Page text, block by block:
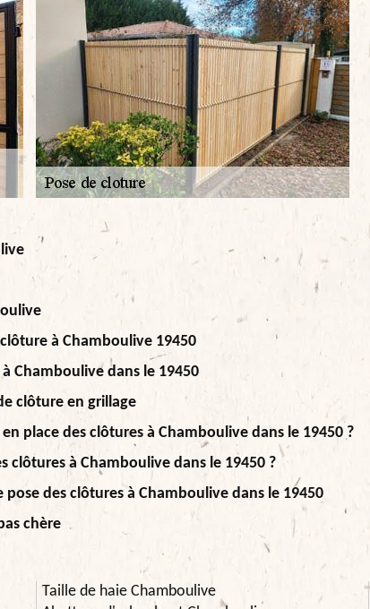
à Chamboulive 19450
Chamboulive dans le 19450
clôture en grillage
place des clôtures à Chamboulive dans le 19450 ?
à Chamboulive dans le 19450 ?
des clôtures à Chamboulive dans le 19450
chère
Taille de haie Chamboulive